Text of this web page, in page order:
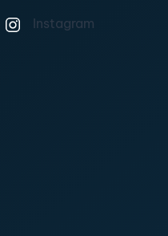
Instagram